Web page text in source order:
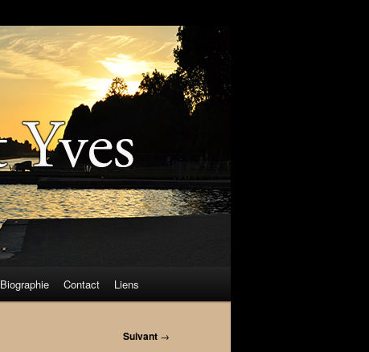
Biographie Contact Liens
Suivant →